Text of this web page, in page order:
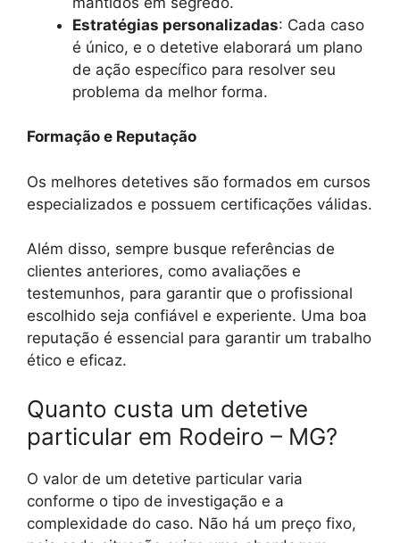
Estratégias personalizadas: Cada caso
é único, e o detetive elaborará um plano
de ação específico para resolver seu
problema da melhor forma.
Formação e Reputação
Os melhores detetives são formados em cursos
especializados e possuem certificações válidas.
Além disso, sempre busque referências de
clientes anteriores, como avaliações e
testemunhos, para garantir que o profissional
escolhido seja confiável e experiente. Uma boa
reputação é essencial para garantir um trabalho
ético e eficaz.
Quanto custa um detetive
particular em Rodeiro – MG?
O valor de um detetive particular varia
conforme o tipo de investigação e a
complexidade do caso. Não há um preço fixo,